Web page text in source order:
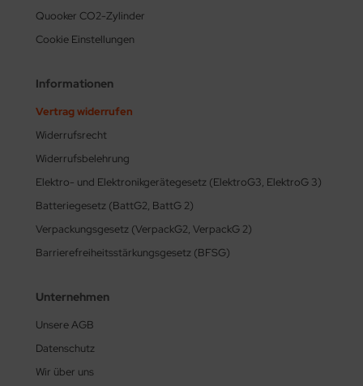
Quooker CO2-Zylinder
Cookie Einstellungen
Informationen
Vertrag widerrufen
Widerrufsrecht
Widerrufsbelehrung
Elektro- und Elektronikgerätegesetz (ElektroG3, ElektroG 3)
Batteriegesetz (BattG2, BattG 2)
Verpackungsgesetz (VerpackG2, VerpackG 2)
Barrierefreiheitsstärkungsgesetz (BFSG)
Unternehmen
Unsere AGB
Datenschutz
Wir über uns